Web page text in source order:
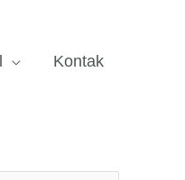
Kontak